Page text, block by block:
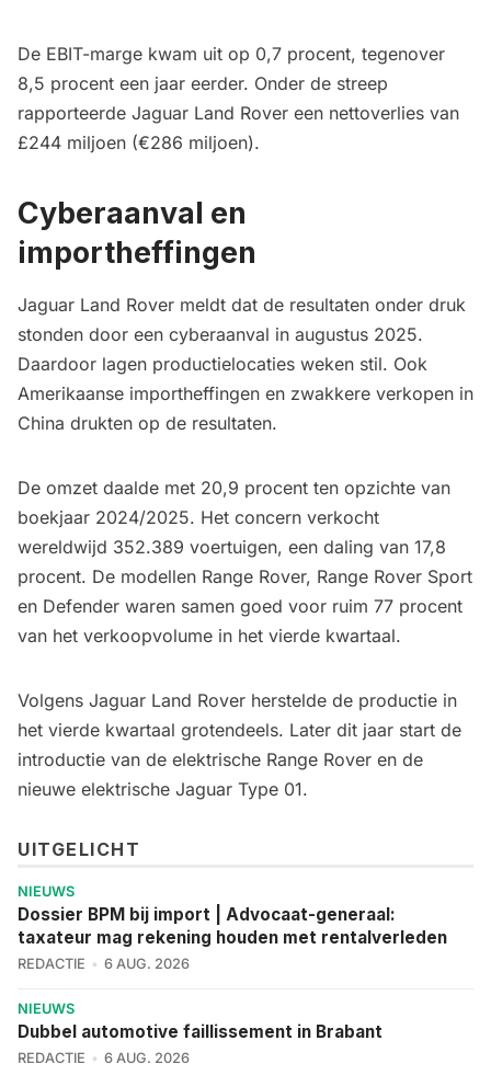
De EBIT-marge kwam uit op 0,7 procent, tegenover
8,5 procent een jaar eerder. Onder de streep
rapporteerde Jaguar Land Rover een nettoverlies van
£244 miljoen (€286 miljoen).
Cyberaanval en
importheffingen
Jaguar Land Rover meldt dat de resultaten onder druk
stonden door een cyberaanval in augustus 2025.
Daardoor lagen productielocaties weken stil. Ook
Amerikaanse importheffingen en zwakkere verkopen in
China drukten op de resultaten.
De omzet daalde met 20,9 procent ten opzichte van
boekjaar 2024/2025. Het concern verkocht
wereldwijd 352.389 voertuigen, een daling van 17,8
procent. De modellen Range Rover, Range Rover Sport
en Defender waren samen goed voor ruim 77 procent
van het verkoopvolume in het vierde kwartaal.
Volgens Jaguar Land Rover herstelde de productie in
het vierde kwartaal grotendeels. Later dit jaar start de
introductie van de elektrische Range Rover en de
nieuwe elektrische Jaguar Type 01.
UITGELICHT
NIEUWS
Dossier BPM bij import | Advocaat-generaal:
taxateur mag rekening houden met rentalverleden
REDACTIE 6 AUG. 2026
NIEUWS
Dubbel automotive faillissement in Brabant
REDACTIE 6 AUG. 2026